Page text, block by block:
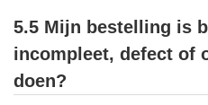
5.5 Mijn bestelling is
incompleet, defect of
doen?